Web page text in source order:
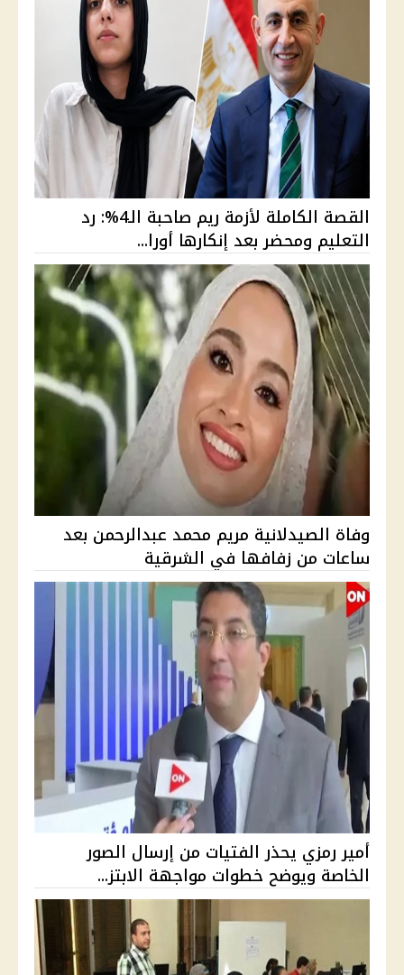
القصة الكاملة لأزمة ريم صاحبة الـ4%: رد
التعليم ومحضر بعد إنكارها أورا...
وفاة الصيدلانية مريم محمد عبدالرحمن بعد
ساعات من زفافها في الشرقية
أمير رمزي يحذر الفتيات من إرسال الصور
الخاصة ويوضح خطوات مواجهة الابتز...